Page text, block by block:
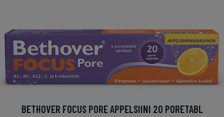
BETHOVER FOCUS PORE APPELSIINI 20 PORETABL